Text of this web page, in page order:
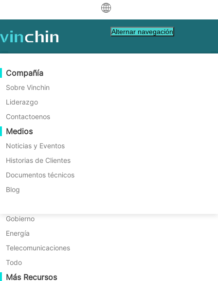
Descargar Soporte
de Ventas
中文
Protección de Datos
Copia de seguridad y recuperación
Replicación en tiempo real
Protección Continua de Datos
Copia fuera del sitio
Archiving
Orquestación de Trabajos
Movilidad de Cargas de Trabajo
Migración V2V
Migración P2P
Migración C2C
Migración C2V
Migración P2C
Recuperabilidad
Virtual
VMware
Hyper-V
Proxmox
XCP-ng
oVirt
H3C CAS/UIS
ZStack
Sangfor HCI
Huawei FusionCompute
Red Hat Virtualization
Oracle OLVM
XenServer/Citrix Hypervisor
KayGrid
Recursos de Soporte
Base de conocimientos
Videos de instrucciones
Centro de Ayuda
Eventos en Vivo
Webinars
Demo en Vivo
Historias de Clientes
Servicios de TI
Gobierno
Energía
Telecomunicaciones
Todo
Más Recursos
Guía de compra
Aprenda cómo comprar
Política de Licencia
Preguntas frecuentes
Contacto
Solicitar una cotización
Conviértete en un Socio
Programa de socios
Conviértete en un Socio
Encuentra un socio
Encuentra un Socio Local
¿Ya eres socio?
Inicio de sesión del Portal de Socios
Compañía
Sobre Vinchin
Liderazgo
Contactoenos
Medios
Noticias y Eventos
Historias de Clientes
Documentos técnicos
Blog
Alternar navegación
Inicio
Hyper-V para máquinas
virtuales?
La pasarela de GPU de Hyper-V permite que
las máquinas virtuales utilicen tarjetas
gráficas reales para lograr una mejor
artificial o trabajo en 3D. Esta guía te